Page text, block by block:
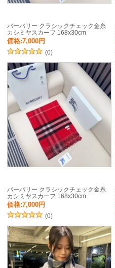
バーバリー クラシックチェック金糸
カシミヤスカーフ 168x30cm
価格:7,000円
(0)
バーバリー クラシックチェック金糸
カシミヤスカーフ 168x30cm
価格:7,000円
(0)